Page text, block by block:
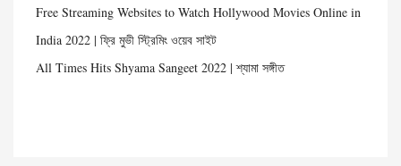
Free Streaming Websites to Watch Hollywood Movies Online in
India 2022 | ফ্রি মুভী স্ট্রিমিং ওয়েব সাইট
All Times Hits Shyama Sangeet 2022 | শ্যামা সঙ্গীত